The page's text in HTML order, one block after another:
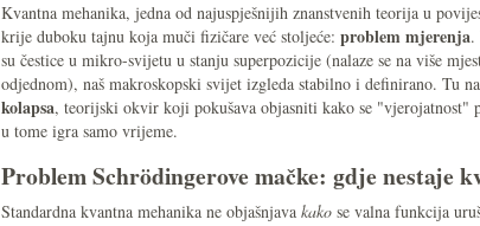
Kvantna mehanika, jedna od najuspješnijih znanstvenih teorija u
krije duboku tajnu koja muči fizičare već stoljeće: problem mjerenja.
su čestice u mikro-svijetu u stanju superpozicije (nalaze se na više
odjednom), naš makroskopski svijet izgleda stabilno i definirano. Tu
kolapsa, teorijski okvir koji pokušava objasniti kako se "vjerojatnost"
u tome igra samo vrijeme.
Problem Schrödingerove mačke: gdje nestaje
Standardna kvantna mehanika ne objašnjava kako se valna funkcija